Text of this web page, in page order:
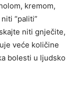
kremom,
“paliti”
niti gnječite,
veće količine
bolesti u ljudsko